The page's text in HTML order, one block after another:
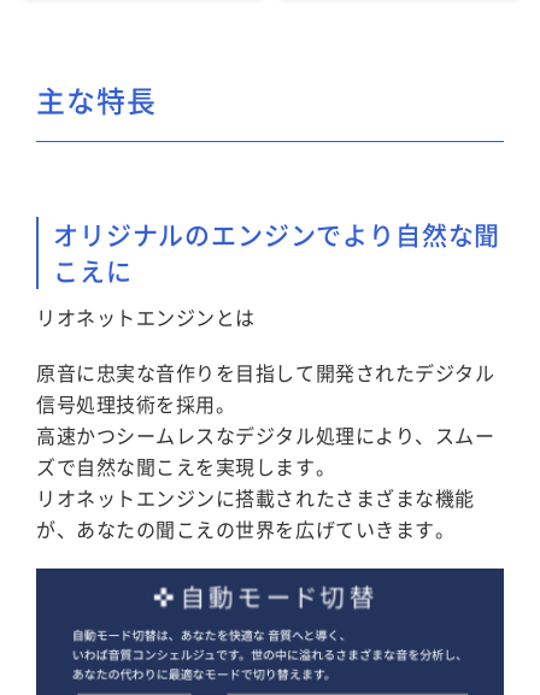
主な特長
オリジナルのエンジンでより自然な聞
こえに
リオネットエンジンとは
原音に忠実な音作りを目指して開発されたデジタル
信号処理技術を採用。
高速かつシームレスなデジタル処理により、スムー
ズで自然な聞こえを実現します。
リオネットエンジンに搭載されたさまざまな機能
が、あなたの聞こえの世界を広げていきます。